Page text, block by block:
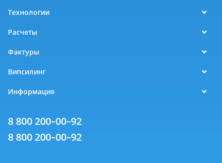
Технологии
Расчеты
Фактуры
Випсилинг
Информация
8 800 200-00-92
8 800 200-00-92